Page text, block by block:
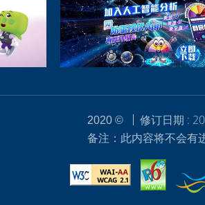
2020 ©
修订日期 :
备注：此内容将不会有